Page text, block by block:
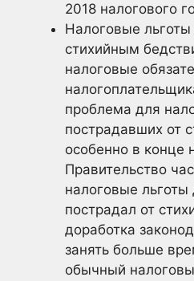
2018 налогового
Налоговые льготы
стихийным
налоговые
проблема для
пострадавших от
особенно в конце
Правительство
налоговые льготы
пострадал от
доработка
занять больше
обычный